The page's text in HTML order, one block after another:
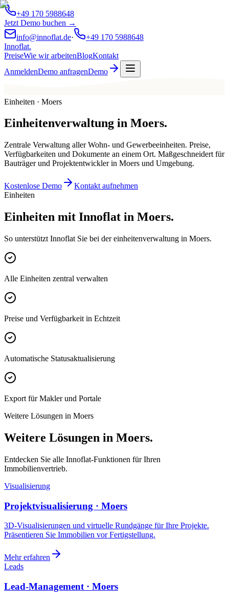
+49 170 5988648
Jetzt Demo buchen →
info@innoflat.de·
+49 170 5988648
Innoflat.
PreiseWie wir arbeitenBlogKontakt
AnmeldenDemo anfragenDemo
Einheiten · Moers
Einheitenverwaltung in Moers.
Zentrale Verwaltung aller Wohn- und Gewerbeeinheiten. Preise,
Verfügbarkeiten und Dokumente an einem Ort. Maßgeschneidert für
Bauträger und Projektentwickler in Moers und Umgebung.
Kostenlose Demo
Kontakt aufnehmen
Einheiten
Einheiten mit Innoflat in Moers.
So unterstützt Innoflat Sie bei der einheitenverwaltung in Moers.
Alle Einheiten zentral verwalten
Preise und Verfügbarkeit in Echtzeit
Automatische Statusaktualisierung
Export für Makler und Portale
Weitere Lösungen in Moers
Weitere Lösungen in Moers.
Entdecken Sie alle Innoflat-Funktionen für Ihren
Immobilienvertrieb.
Visualisierung
Projektvisualisierung · Moers
3D-Visualisierungen und virtuelle Rundgänge für Ihre Projekte.
Präsentieren Sie Immobilien vor Fertigstellung.
Mehr erfahren
Leads
Lead-Management · Moers